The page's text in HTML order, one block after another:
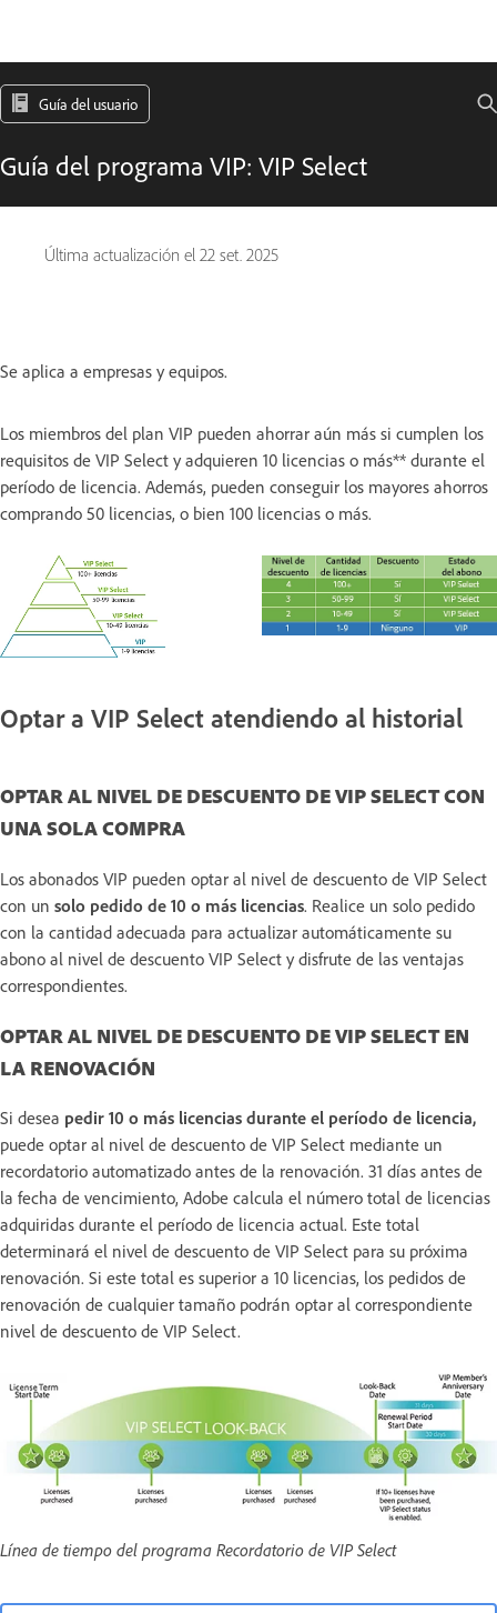
Guía del usuario
Guía del programa VIP: VIP Select
Última actualización el 22 set. 2025
Se aplica a empresas y equipos.
Los miembros del plan VIP pueden ahorrar aún más si cumplen los
requisitos de VIP Select y adquieren 10 licencias o más** durante el
período de licencia. Además, pueden conseguir los mayores ahorros
comprando 50 licencias, o bien 100 licencias o más.
Optar a VIP Select atendiendo al historial
OPTAR AL NIVEL DE DESCUENTO DE VIP SELECT CON
UNA SOLA COMPRA
Los abonados VIP pueden optar al nivel de descuento de VIP Select
con un solo pedido de 10 o más licencias. Realice un solo pedido
con la cantidad adecuada para actualizar automáticamente su
abono al nivel de descuento VIP Select y disfrute de las ventajas
correspondientes.
OPTAR AL NIVEL DE DESCUENTO DE VIP SELECT EN
LA RENOVACIÓN
Si desea pedir 10 o más licencias durante el período de licencia,
puede optar al nivel de descuento de VIP Select mediante un
recordatorio automatizado antes de la renovación. 31 días antes de
la fecha de vencimiento, Adobe calcula el número total de licencias
adquiridas durante el período de licencia actual. Este total
determinará el nivel de descuento de VIP Select para su próxima
renovación. Si este total es superior a 10 licencias, los pedidos de
renovación de cualquier tamaño podrán optar al correspondiente
nivel de descuento de VIP Select.
Línea de tiempo del programa Recordatorio de VIP Select